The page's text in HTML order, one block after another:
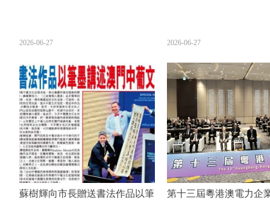
2026-06-27 2026-06-27
蘇樹輝向市長贈送書法作品以筆
第十三屆粵港澳電力企